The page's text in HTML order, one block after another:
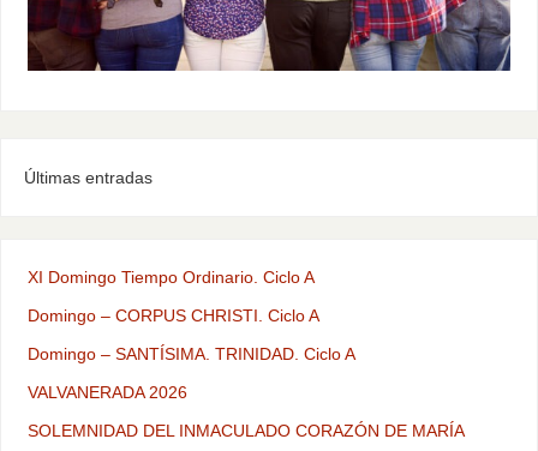
Últimas entradas
XI Domingo Tiempo Ordinario. Ciclo A
Domingo – CORPUS CHRISTI. Ciclo A
Domingo – SANTÍSIMA. TRINIDAD. Ciclo A
VALVANERADA 2026
SOLEMNIDAD DEL INMACULADO CORAZÓN DE MARÍA